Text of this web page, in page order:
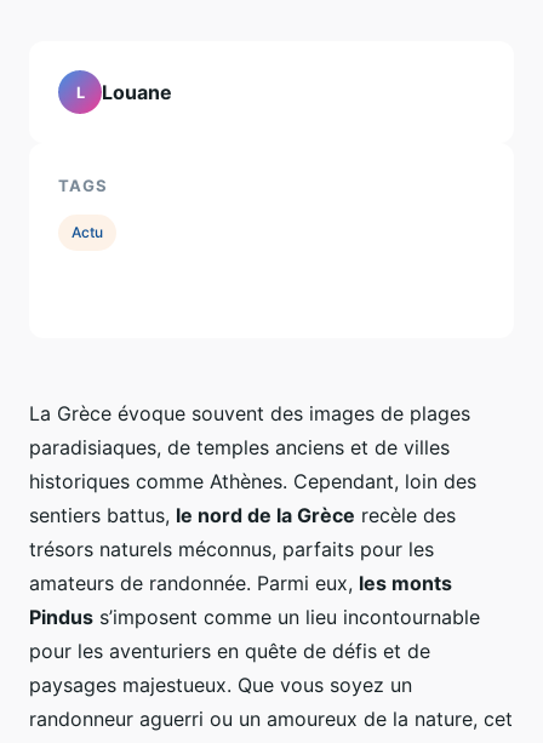
La Grèce évoque souvent des images de plages
paradisiaques, de temples anciens et de villes
historiques comme Athènes. Cependant, loin des
sentiers battus, le nord de la Grèce recèle des
trésors naturels méconnus, parfaits pour les
amateurs de randonnée. Parmi eux, les monts
Pindus s’imposent comme un lieu incontournable
pour les aventuriers en quête de défis et de
paysages majestueux. Que vous soyez un
randonneur aguerri ou un amoureux de la nature, cet
L Louane
TAGS
Actu